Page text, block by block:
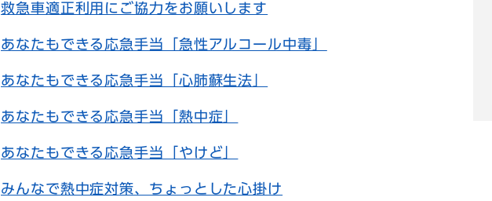
救急車適正利用にご協力をお願いします
あなたもできる応急手当「急性アルコール中毒」
あなたもできる応急手当「心肺蘇生法」
あなたもできる応急手当「熱中症」
あなたもできる応急手当「やけど」
みんなで熱中症対策、ちょっとした心掛け